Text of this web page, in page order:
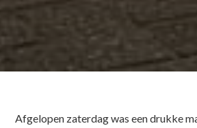
Afgelopen zaterdag was een drukke